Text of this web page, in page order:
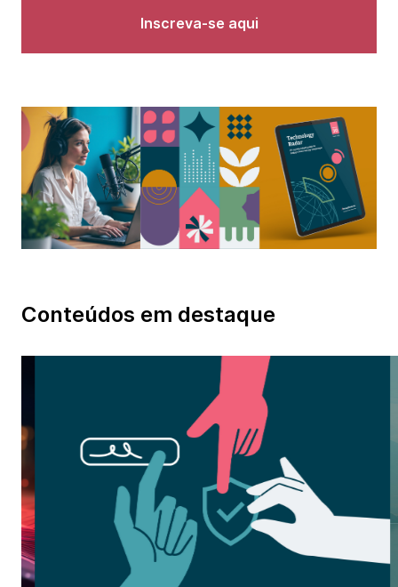
Inscreva-se aqui
Conteúdos em destaque